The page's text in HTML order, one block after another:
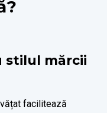
stilul mărcii
facilitează